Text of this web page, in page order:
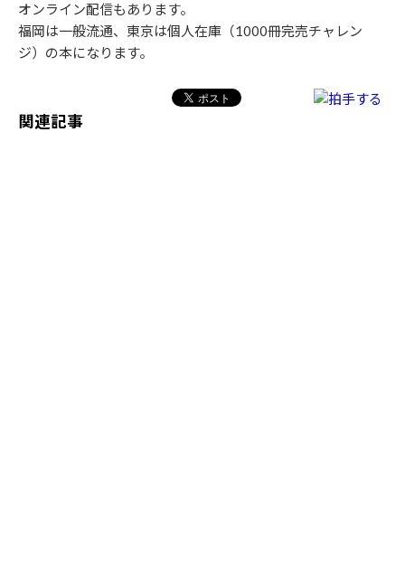
オンライン配信もあります。
福岡は一般流通、東京は個人在庫（1000冊完売チャレン
ジ）の本になります。
関連記事